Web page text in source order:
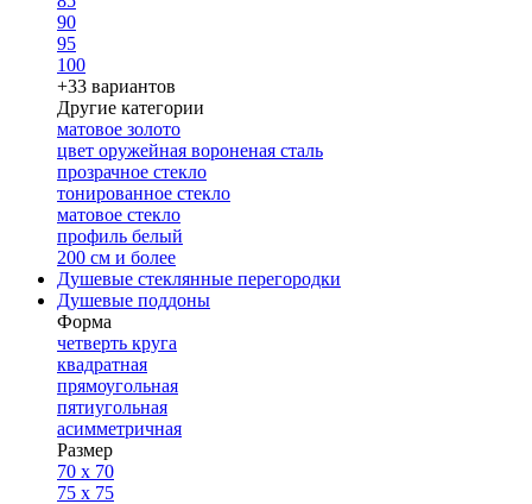
90
95
100
+33 вариантов
Другие категории
матовое золото
цвет оружейная вороненая сталь
прозрачное стекло
тонированное стекло
матовое стекло
профиль белый
200 см и более
Душевые стеклянные перегородки
Душевые поддоны
Форма
четверть круга
квадратная
прямоугольная
пятиугольная
асимметричная
Размер
70 x 70
75 x 75